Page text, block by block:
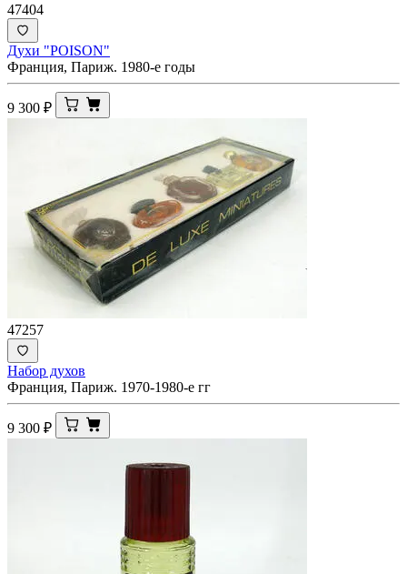
47404
Духи "POISON"
Франция, Париж. 1980-е годы
9 300 ₽
47257
Набор духов
Франция, Париж. 1970-1980-е гг
9 300 ₽